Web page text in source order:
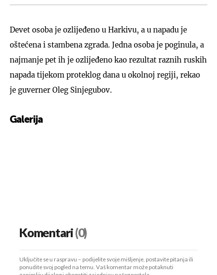
Devet osoba je ozlijeđeno u Harkivu, a u napadu je
oštećena i stambena zgrada. Jedna osoba je poginula, a
najmanje pet ih je ozlijeđeno kao rezultat raznih ruskih
napada tijekom proteklog dana u okolnoj regiji, rekao
je guverner Oleg Sinjegubov.
Galerija
Komentari(0)
Uključite se u raspravu – podijelite svoje mišljenje, postavite pitanja ili
ponudite svoj pogled na temu. Vaš komentar može potaknuti